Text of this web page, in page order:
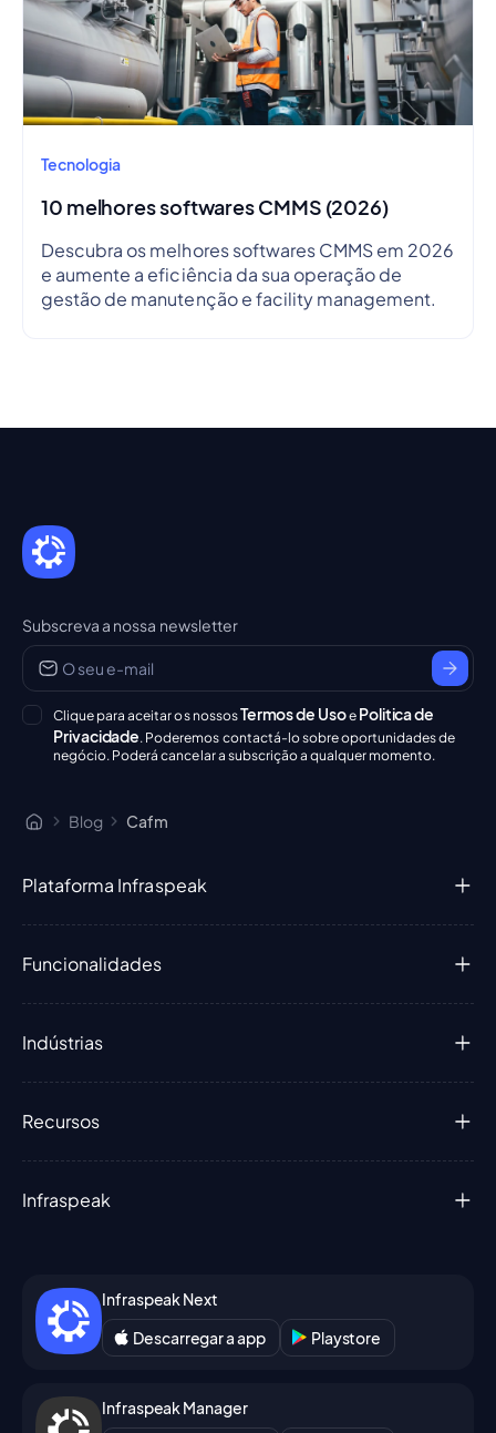
Tecnologia
10 melhores softwares CMMS (2026)
Descubra os melhores softwares CMMS em 2026
e aumente a eficiência da sua operação de
gestão de manutenção e facility management.
Subscreva a nossa newsletter
Clique para aceitar os nossosTermos de Usoe Politica de
Privacidade. Poderemos contactá-lo sobre oportunidades de
negócio. Poderá cancelar a subscrição a qualquer momento.
Blog Cafm
Plataforma Infraspeak
Funcionalidades
Indústrias
Recursos
Infraspeak
Infraspeak Next
Descarregar a app
Playstore
Infraspeak Manager